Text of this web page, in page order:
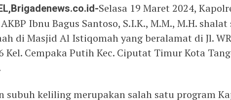
Selasa 19 Maret 2024,
Ibnu Bagus Santoso, S.I.K., M.M., M.H.
di Masjid Al Istiqomah yang beralamat di Jl.
Kel. Cempaka Putih Kec. Ciputat Timur Kota
subuh keliling merupakan salah satu program